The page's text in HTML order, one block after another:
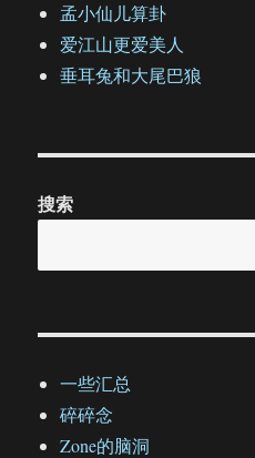
孟小仙儿算卦
爱江山更爱美人
垂耳兔和大尾巴狼
搜索
一些汇总
碎碎念
Zone的脑洞